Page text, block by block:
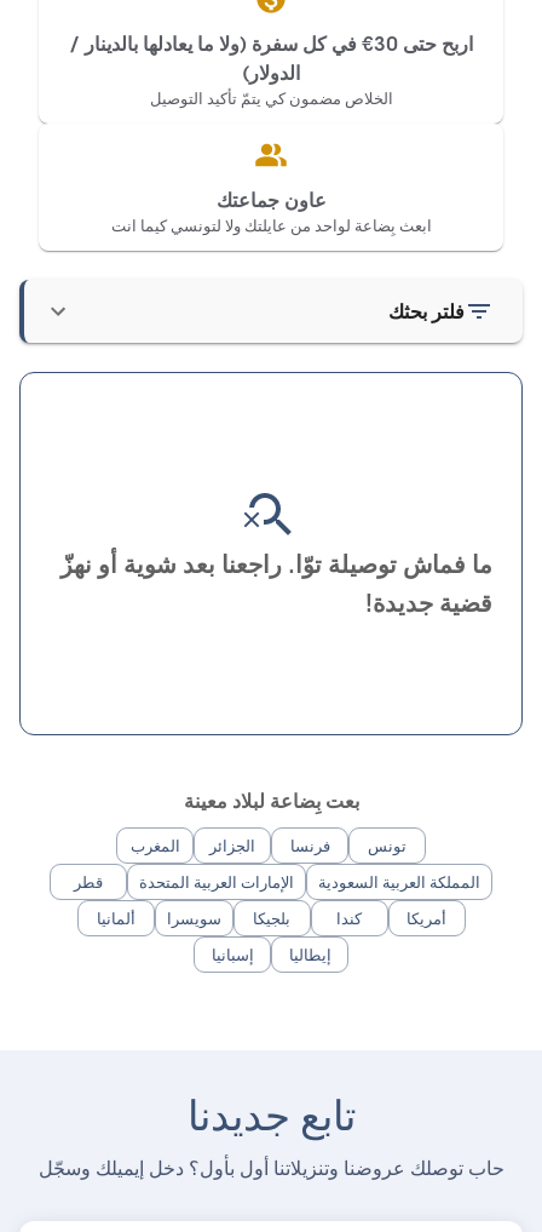
اربح حتى 30€ في كل سفرة (ولا ما يعادلها بالدينار /
الدولار)
الخلاص مضمون كي يتمّ تأكيد التوصيل
عاون جماعتك
ابعث بِضاعة لواحد من عايلتك ولا لتونسي كيما انت
فلتر بحثك
ما فماش توصيلة توّا. راجعنا بعد شوية أو نهزّ
قضية جديدة!
بعت بِضاعة لبلاد معينة
تونس فرنسا الجزائر
المغرب
المملكة العربية السعودية
الإمارات العربية المتحدة
قطر
أمريكا
كندا بلجيكا سويسرا
ألمانيا
إيطاليا
إسبانيا
تابع جديدنا
حاب توصلك عروضنا وتنزيلاتنا أول بأول؟ دخل إيميلك وسجّل